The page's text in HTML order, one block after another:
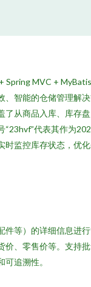
Spring MVC +
、智能的仓储管理解
了从商品入库、库存盘
“23hvf”代表其作为
时监控库存状态，优
件等）的详细信息进
价、零售价等。支持
追溯性。